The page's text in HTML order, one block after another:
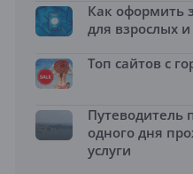
Как оформить
для взрослых
Топ сайтов с
Путеводитель
одного дня
услуги